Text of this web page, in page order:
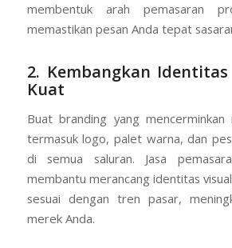
membentuk arah pemasaran
memastikan pesan Anda tepat
2. Kembangkan
Kuat
Buat branding yang mencerminkan
termasuk logo, palet warna, dan
di semua saluran. Jasa
membantu merancang identitas
sesuai dengan tren pasar,
merek Anda.